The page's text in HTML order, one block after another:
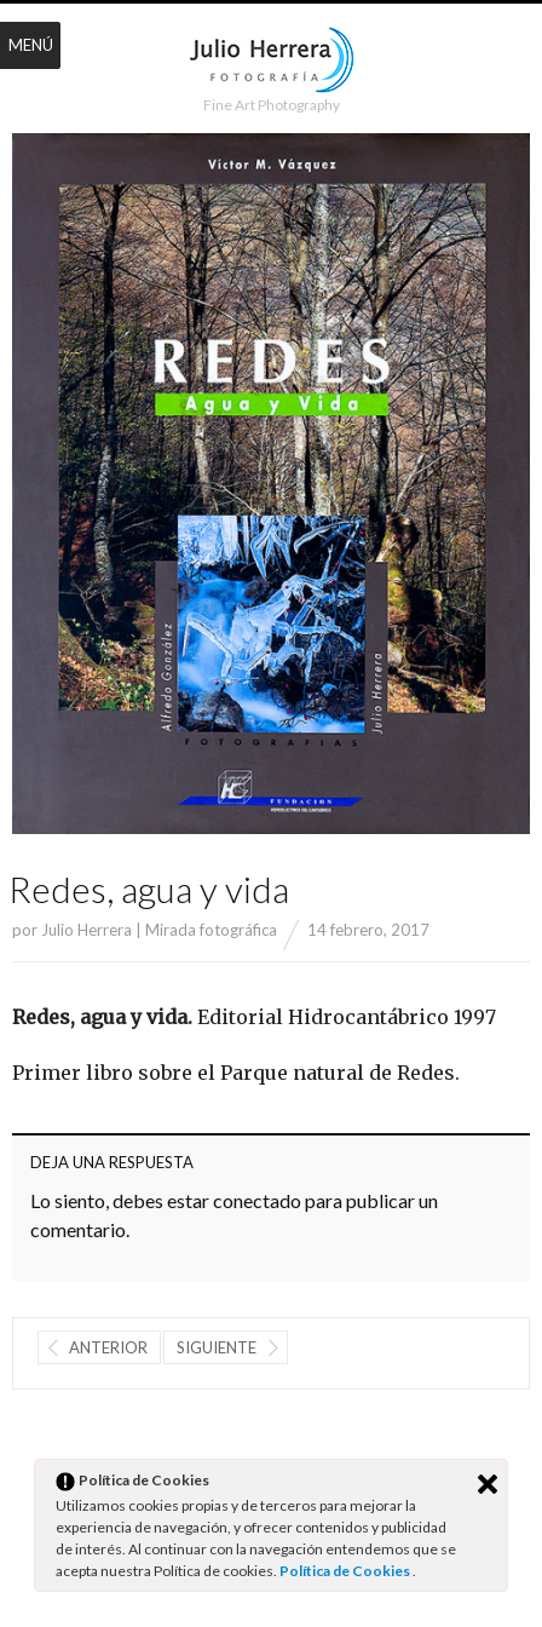
Fine Art Photography
Redes, agua y vida
por Julio Herrera | Mirada fotográfica 14 febrero, 2017
Redes, agua y vida. Editorial Hidrocantábrico 1997
Primer libro sobre el Parque natural de Redes.
DEJA UNA RESPUESTA
Lo siento, debes estarconectadopara publicar un
comentario.
ANTERIOR SIGUIENTE
Política de Cookies
Utilizamos cookies propias y de terceros para mejorar la
experiencia de navegación, y ofrecer contenidos y publicidad
de interés. Al continuar con la navegación entendemos que se
acepta nuestra Política de cookies. Política de Cookies.
MENÚ